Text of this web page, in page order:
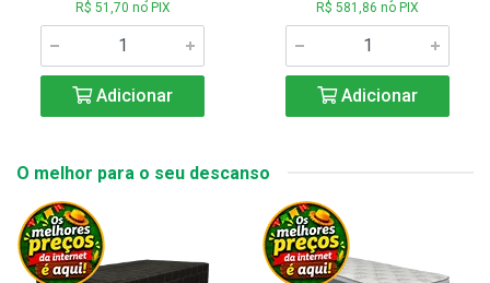
R$ 51,70 no PIX
Adicionar
R$ 581,86 no PIX
Adicionar
O melhor para o seu descanso